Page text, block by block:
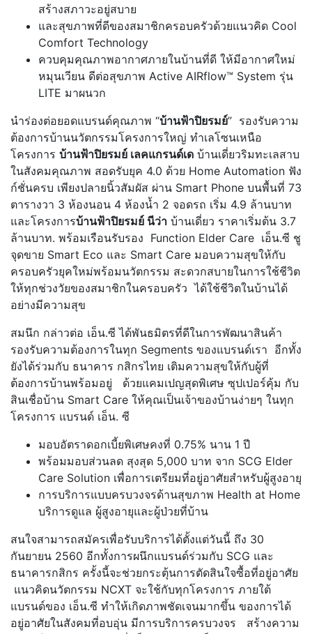
สร้างสภาวะอยู่สบาย
และสุขภาพที่ดีของสมาชิกครอบครัวด้วยแนวคิด Cool
Comfort Technology
ควบคุมคุณภาพอากาศภายในบ้านที่ดี ให้มีอากาศใหม่
หมุนเวียน ดีต่อสุขภาพ Active AIRflow™ System รุ่น
LITE มาผนวก
นำร่องต่อยอดแบรนด์คุณภาพ “บ้านฟ้าปิยรมย์” รองรับความ
ต้องการบ้านนวัตกรรมโครงการใหญ่ ทำเลโซนเหนือ
โครงการ บ้านฟ้าปิยรมย์ เลคแกรนด์เด บ้านเดี่ยวริมทะเลสาบ
ในสังคมคุณภาพ สอดรับยุค 4.0 ด้วย Home Automation ฟัง
ก์ชั่นครบ เพียงปลายนิ้วสัมผัส ผ่าน Smart Phone บนพื้นที่ 73
ตารางวา 3 ห้องนอน 4 ห้องน้ำ 2 จอดรถ เริ่ม 4.9 ล้านบาท
และโครงการบ้านฟ้าปิยรมย์ นีว่า บ้านเดี่ยว ราคาเริ่มต้น 3.7
ล้านบาท. พร้อมเรือนรับรอง Function Elder Care เอ็น.ซี ชู
จุดขาย Smart Eco และ Smart Care มอบความสุขให้กับ
ครอบครัวยุคใหม่พร้อมนวัตกรรม สะดวกสบายในการใช้ชีวิต
ให้ทุกช่วงวัยของสมาชิกในครอบครัว ได้ใช้ชีวิตในบ้านได้
อย่างมีความสุข
สมนึก กล่าวต่อ เอ็น.ซี ได้พันธมิตรที่ดีในการพัฒนาสินค้า
รองรับความต้องการในทุก Segments ของแบรนด์เรา อีกทั้ง
ยังได้ร่วมกับ ธนาคาร กสิกรไทย เติมความสุขให้กับผู้ที่
ต้องการบ้านพร้อมอยู่ ด้วยแคมเปญสุดพิเศษ ซุปเปอร์คุ้ม กับ
สินเชื่อบ้าน Smart Care ให้คุณเป็นเจ้าของบ้านง่ายๆ ในทุก
โครงการ แบรนด์ เอ็น. ซี
มอบอัตราดอกเบี้ยพิเศษคงที่ 0.75% นาน 1 ปี
พร้อมมอบส่วนลด สุงสุด 5,000 บาท จาก SCG Elder
Care Solution เพื่อการเตรียมที่อยู่อาศัยสำหรับผู้สูงอายุ
การบริการแบบครบวงจรด้านสุขภาพ Health at Home
บริการดูแล ผู้สูงอายุและผู้ป่วยที่บ้าน
สนใจสามารถสมัครเพื่อรับบริการได้ตั้งแต่วันนี้ ถึง 30
กันยายน 2560 อีกทั้งการผนึกแบรนด์ร่วมกับ SCG และ
ธนาคารกสิกร ครั้งนี้จะช่วยกระตุ้นการตัดสินใจซื้อที่อยู่อาศัย
แนวคิดนวัตกรรม NCXT จะใช้กับทุกโครงการ ภายใต้
แบรนด์ของ เอ็น.ซี ทำให้เกิดภาพชัดเจนมากขึ้น ของการได้
อยู่อาศัยในสังคมที่อบอุ่น มีการบริการครบวงจร สร้างความ